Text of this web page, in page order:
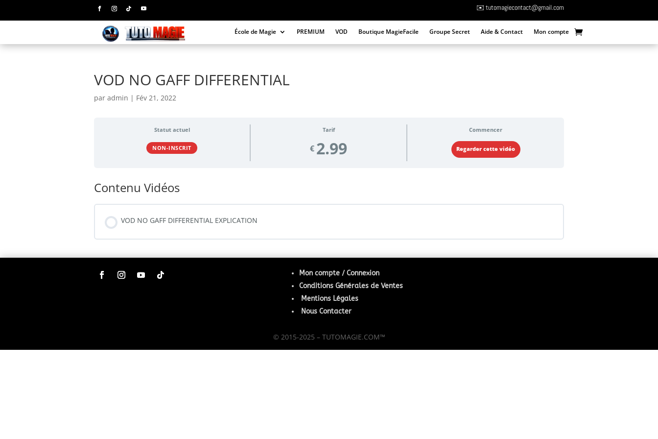
✉️ tutomagiecontact@gmail.com
École de Magie PREMIUM VOD Boutique MagieFacile Groupe Secret Aide & Contact Mon compte
VOD NO GAFF DIFFERENTIAL
par admin | Fév 21, 2022
Statut actuel
NON-INSCRIT
Tarif
€ 2.99
Commencer
Regarder cette vidéo
Contenu Vidéos
VOD NO GAFF DIFFERENTIAL EXPLICATION
Mon compte / Connexion
Conditions Générales de Ventes
Mentions Légales
Nous Contacter
© 2015-2025 – TUTOMAGIE.COM™